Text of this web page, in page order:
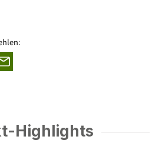
Highlights